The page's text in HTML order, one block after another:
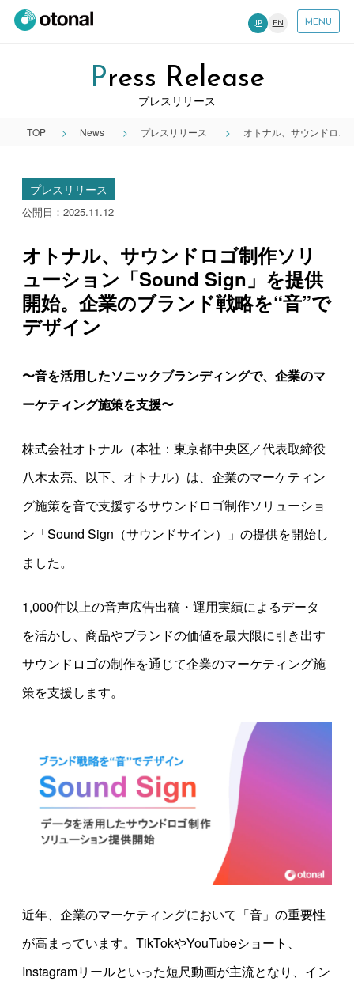
JP EN MENU
Press Release
プレスリリース
TOP News プレスリリース オトナル、サウンドロゴ
プレスリリース
公開日：2025.11.12
オトナル、サウンドロゴ制作ソリ
ューション「Sound Sign」を提供
開始。企業のブランド戦略を“音”で
デザイン
〜音を活用したソニックブランディングで、企業のマ
ーケティング施策を支援〜
株式会社オトナル（本社：東京都中央区／代表取締役
八木太亮、以下、オトナル）は、企業のマーケティン
グ施策を音で支援するサウンドロゴ制作ソリューショ
ン「Sound Sign（サウンドサイン）」の提供を開始し
ました。
1,000件以上の音声広告出稿・運用実績によるデータ
を活かし、商品やブランドの価値を最大限に引き出す
サウンドロゴの制作を通じて企業のマーケティング施
策を支援します。
近年、企業のマーケティングにおいて「音」の重要性
が高まっています。TikTokやYouTubeショート、
Instagramリールといった短尺動画が主流となり、イン